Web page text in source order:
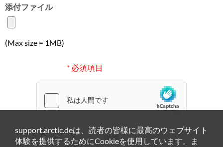
添付ファイル
(Max size = 1MB)
* 必須項目
送信
support.arctic.deは、読者の皆様に最高のウェブサイト
体験を提供するためにCookieを使用しています。ま